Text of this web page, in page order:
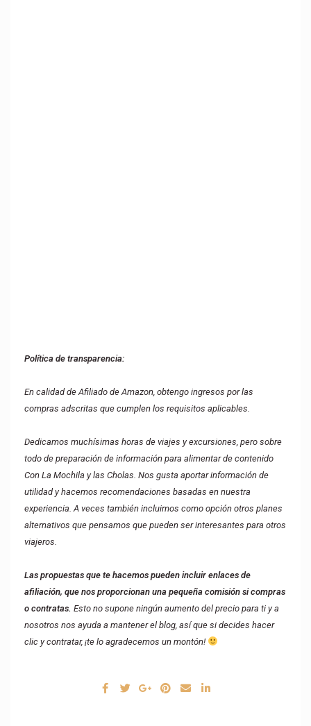
Política de transparencia:
En calidad de Afiliado de Amazon, obtengo ingresos por las
compras adscritas que cumplen los requisitos aplicables.
Dedicamos muchísimas horas de viajes y excursiones, pero sobre
todo de preparación de información para alimentar de contenido
Con La Mochila y las Cholas. Nos gusta aportar información de
utilidad y hacemos recomendaciones basadas en nuestra
experiencia. A veces también incluimos como opción otros planes
alternativos que pensamos que pueden ser interesantes para otros
viajeros.
Las propuestas que te hacemos pueden incluir enlaces de
afiliación, que nos proporcionan una pequeña comisión si compras
o contratas. Esto no supone ningún aumento del precio para ti y a
nosotros nos ayuda a mantener el blog, así que si decides hacer
clic y contratar, ¡te lo agradecemos un montón!